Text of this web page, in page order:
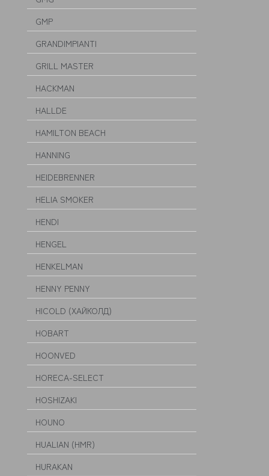
GMP
GRANDIMPIANTI
GRILL MASTER
HACKMAN
HALLDE
HAMILTON BEACH
HANNING
HEIDEBRENNER
HELIA SMOKER
HENDI
HENGEL
HENKELMAN
HENNY PENNY
HICOLD (ХАЙКОЛД)
HOBART
HOONVED
HORECA-SELECT
HOSHIZAKI
HOUNO
HUALIAN (HMR)
HURAKAN